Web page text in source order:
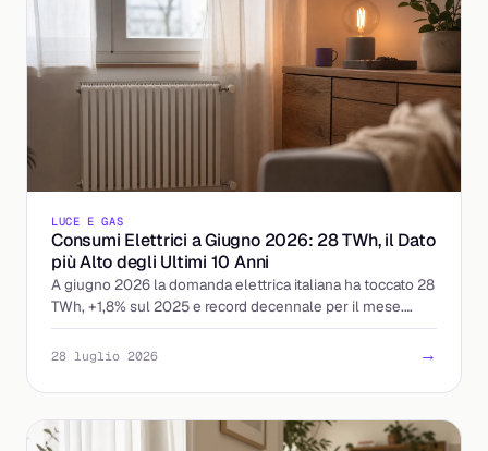
LUCE E GAS
Consumi Elettrici a Giugno 2026: 28 TWh, il Dato
più Alto degli Ultimi 10 Anni
A giugno 2026 la domanda elettrica italiana ha toccato 28
TWh, +1,8% sul 2025 e record decennale per il mese.
Cosa significa per prezzi e bollette.
28 luglio 2026 →